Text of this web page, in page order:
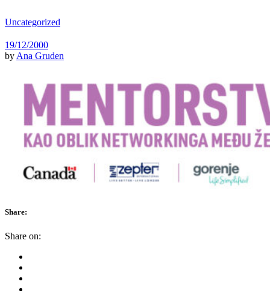
Uncategorized
19/12/2000
by Ana Gruden
Share:
Share on: